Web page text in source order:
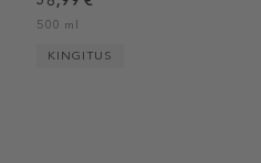
500 ml
KINGITUS